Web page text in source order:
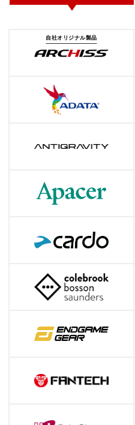
自社オリジナル製品